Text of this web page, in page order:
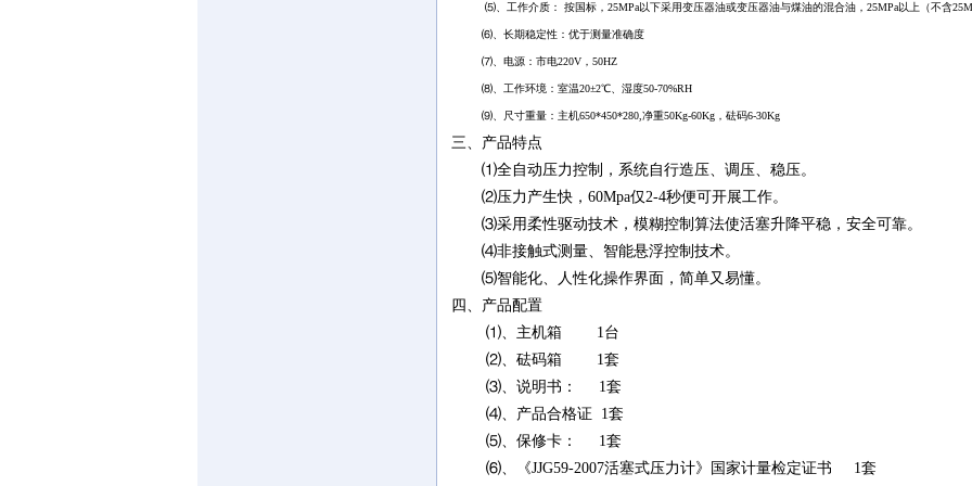
⑸、工作介质： 按国标，25MPa以下采用变压器油或变压器油与煤油的混合油，25MPa以上（不含
⑹、长期稳定性：优于测量准确度
⑺、电源：市电220V，50HZ
⑻、工作环境：室温20±2℃、湿度50-70%RH
⑼、尺寸重量：主机650*450*280,净重50Kg-60Kg，砝码6-30Kg
三、产品特点
⑴全自动压力控制，系统自行造压、调压、稳压。
⑵压力产生快，60Mpa仅2-4秒便可开展工作。
⑶采用柔性驱动技术，模糊控制算法使活塞升降平稳，安全可靠。
⑷非接触式测量、智能悬浮控制技术。
⑸智能化、人性化操作界面，简单又易懂。
四、产品配置
⑴、主机箱 1台
⑵、砝码箱 1套
⑶、说明书： 1套
⑷、产品合格证 1套
⑸、保修卡： 1套
⑹、《JJG59-2007活塞式压力计》国家计量检定证书 1套